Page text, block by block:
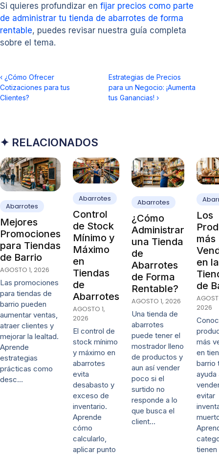
Si quieres profundizar en fijar precios como parte
de administrar tu tienda de abarrotes de forma
rentable, puedes revisar nuestra guía completa
sobre el tema.
‹ ¿Cómo Ofrecer
Cotizaciones para tus
Clientes?
Estrategias de Precios
para un Negocio: ¡Aumenta
tus Ganancias! ›
✦ RELACIONADOS
Abarrotes
Mejores
Promociones
para Tiendas
de Barrio
AGOSTO 1, 2026
Las promociones
para tiendas de
barrio pueden
aumentar ventas,
atraer clientes y
mejorar la lealtad.
Aprende
estrategias
prácticas como
desc…
Abarrotes
Control
de Stock
Mínimo y
Máximo
en
Tiendas
de
Abarrotes
AGOSTO 1,
2026
El control de
stock mínimo
y máximo en
abarrotes
evita
desabasto y
exceso de
inventario.
Aprende
cómo
calcularlo,
aplicar punto
Abarrotes
¿Cómo
Administrar
una Tienda
de
Abarrotes
de Forma
Rentable?
AGOSTO 1, 2026
Una tienda de
abarrotes
puede tener el
mostrador lleno
de productos y
aun así vender
poco si el
surtido no
responde a lo
que busca el
client…
Los
más
en
de
2026
más
en
barrio
ayuda
evitar